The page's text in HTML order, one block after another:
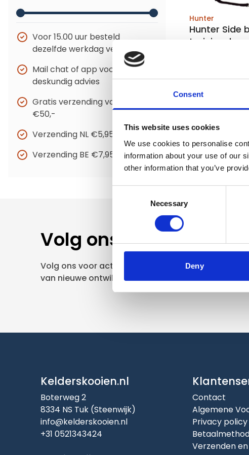
Consent
This website uses cookies
We use cookies to personalise
information about your use of our
other information that you’ve
Necessary
Deny
Voor 15.00 uur besteld
dezelfde werkdag verzonden
Mail chat of app voor
deskundig advies
Gratis verzending vanaf
€50,-
Verzending NL €5,95
Verzending BE €7,95
Hunter
Hunter Side
€11,95
Volg ons
Volg ons voor actuele aanbiedingen, opruiming
van nieuwe ontwikkelingen.
Kelderskooien.nl
Boterweg 2
8334 NS Tuk (Steenwijk)
info@kelderskooien.nl
+31 0521343424
Contact
Algemene
Privacy policy
Verzenden